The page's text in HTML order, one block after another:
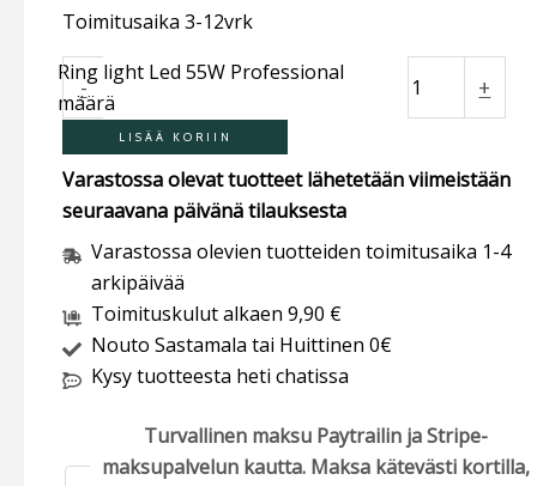
Toimitusaika 3-12vrk
-
Ring light Led 55W Professional
määrä
+
LISÄÄ KORIIN
Varastossa olevat tuotteet lähetetään viimeistään
seuraavana päivänä tilauksesta
Varastossa olevien tuotteiden toimitusaika 1-4
arkipäivää
Toimituskulut alkaen 9,90 €
Nouto Sastamala tai Huittinen 0€
Kysy tuotteesta heti chatissa
Turvallinen maksu Paytrailin ja Stripe-
maksupalvelun kautta. Maksa kätevästi kortilla,